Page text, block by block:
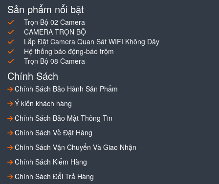
Sản phẩm nổi bật
Trọn Bộ 02 Camera
CAMERA TRỌN BỘ
Lắp Đặt Camera Quan Sát WIFI Không Dây
Hệ thống báo động-báo trộm
Trọn Bộ 08 Camera
Chính Sách
Chính Sách Bảo Hành Sản Phẩm
Ý kiến khách hàng
Chính Sách Bảo Mật Thông Tin
Chính Sách Về Đặt Hàng
Chính Sách Vận Chuyển Và Giao Nhận
Chính Sách Kiểm Hàng
Chính Sách Đổi Trả Hàng